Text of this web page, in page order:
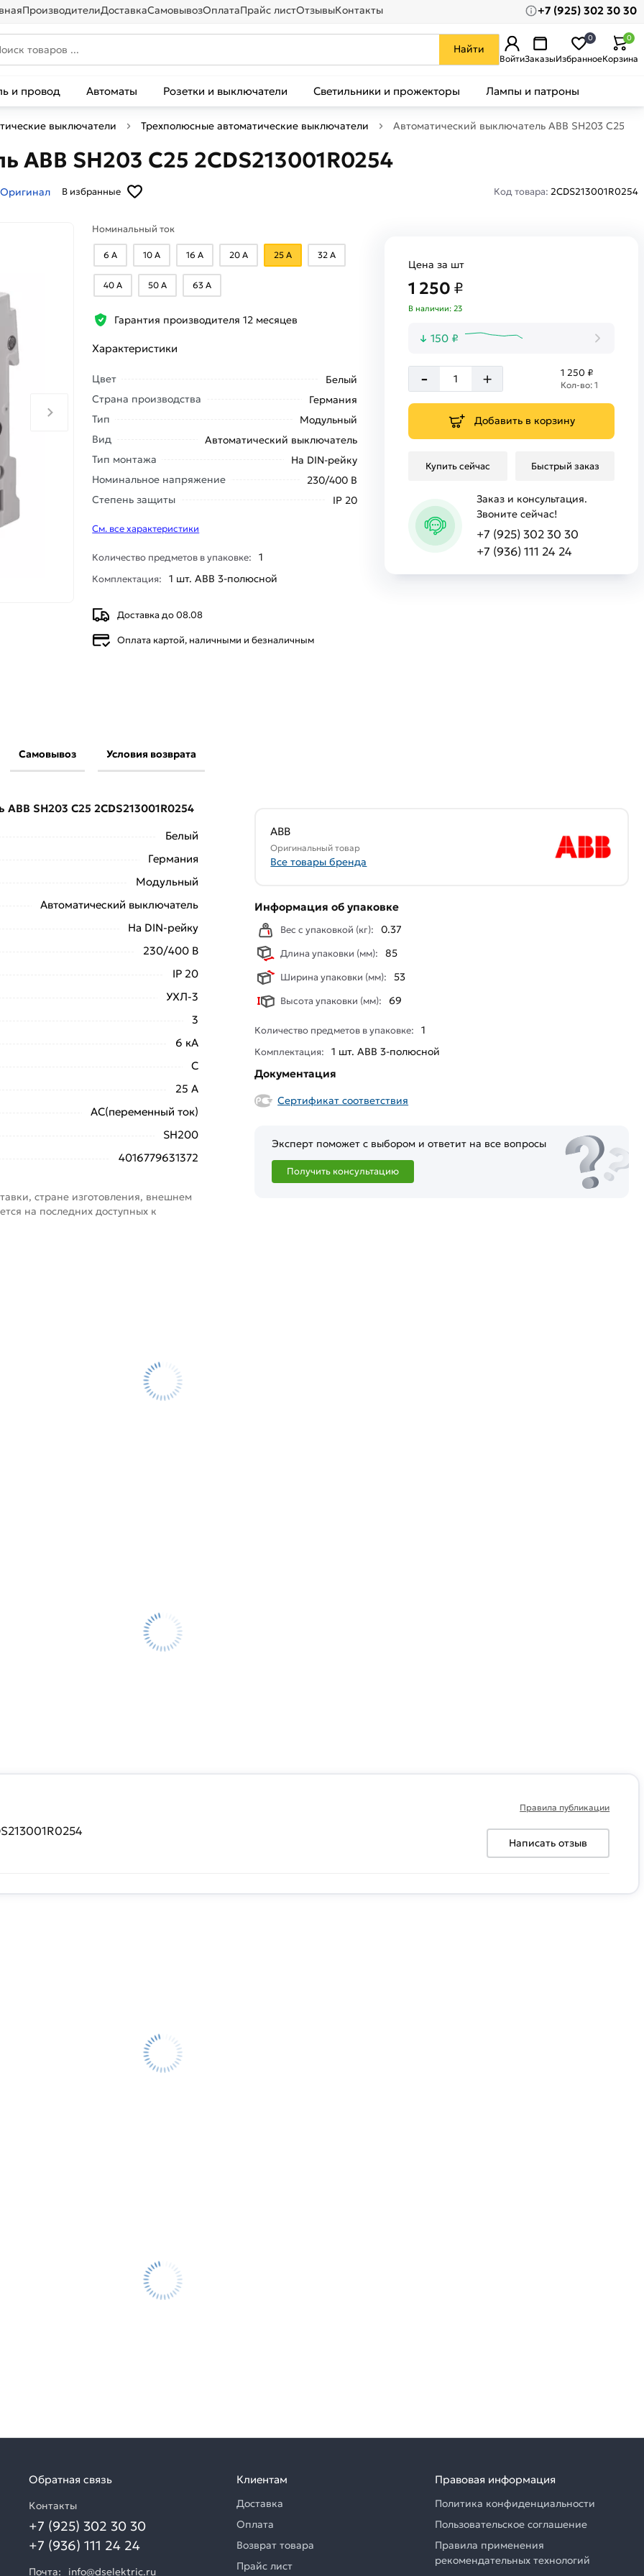
ПроизводителиДоставкаСамовывозОплатаПрайс листОтзывыКонтакты +7 (925) 302 30 30
Найти
ВойтиЗаказыИзбранное
0
Корзина
0
и провод Автоматы Розетки и выключатели Светильники и прожекторы Лампы и патроны
выключатели Трехполюсные автоматические выключатели Автоматический выключатель ABB SH203 C25
ABB SH203 C25 2CDS213001R0254
Оригинал В избранные Код товара: 2CDS213001R0254
Номинальный ток
6 А 10 А 16 А 20 А 25 А 32 А
40 А 50 А 63 А
Гарантия производителя 12 месяцев
Характеристики
Цвет
Белый
Страна производства
Германия
Тип
Модульный
Вид
Автоматический выключатель
Тип монтажа
На DIN-рейку
Номинальное напряжение
230/400 В
Степень защиты
IP 20
См. все характеристики
Количество предметов в упаковке: 1
Комплектация: 1 шт. ABB 3-полюсной
Доставка до 08.08
Оплата картой, наличными и безналичным
Цена за шт
1 250 ₽
В наличии: 23
150 ₽
- + 1 250 ₽
Кол-во: 1
Добавить в корзину
Купить сейчас Быстрый заказ
Заказ и консультация.
Звоните сейчас!
+7 (925) 302 30 30
+7 (936) 111 24 24
Самовывоз Условия возврата
с Вами для согласования условий
всем стандартам качества. Возврат
SH203 C25 2CDS213001R0254
Белый
Германия
Модульный
Автоматический выключатель
На DIN-рейку
230/400 В
IP 20
УХЛ-3
3
6 кА
C
25 А
AC(переменный ток)
SH200
4016779631372
стране изготовления, внешнем
на последних доступных к
ABB
Оригинальный товар
Все товары бренда
Информация об упаковке
Вес с упаковкой (кг): 0.37
Длина упаковки (мм): 85
Ширина упаковки (мм): 53
Высота упаковки (мм): 69
Количество предметов в упаковке: 1
Комплектация: 1 шт. ABB 3-полюсной
Документация
Сертификат соответствия
Эксперт поможет с выбором и ответит на все вопросы
Получить консультацию
Правила публикации
Написать отзыв
Обратная связь
Контакты
+7 (925) 302 30 30
+7 (936) 111 24 24
Почта: info@dselektric.ru
Клиентам
Доставка
Оплата
Возврат товара
Прайс лист
Правовая информация
Политика конфиденциальности
Пользовательское соглашение
Правила применения
рекомендательных технологий